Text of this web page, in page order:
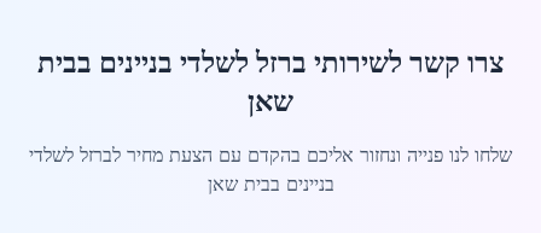
צרו קשר לשירותי ברזל לשלדי בניינים בבית
שאן
שלחו לנו פנייה ונחזור אליכם בהקדם עם הצעת מחיר לברזל לשלדי
בניינים בבית שאן